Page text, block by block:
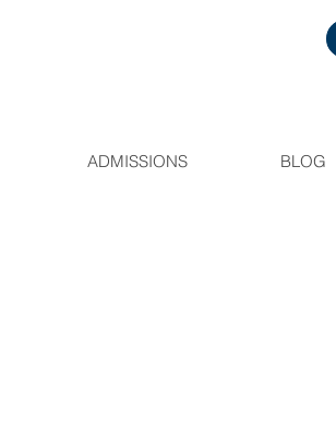
ADMISSIONS BLOG